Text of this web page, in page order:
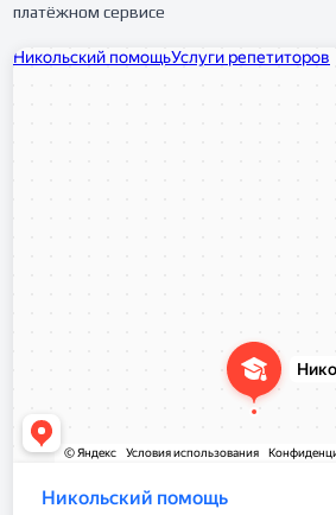
платёжном сервисе